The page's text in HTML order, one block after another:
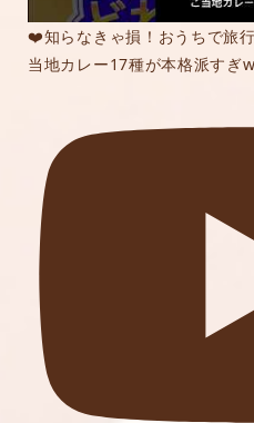
❤️知らなきゃ損！おうちで旅
当地カレー17種が本格派すぎw